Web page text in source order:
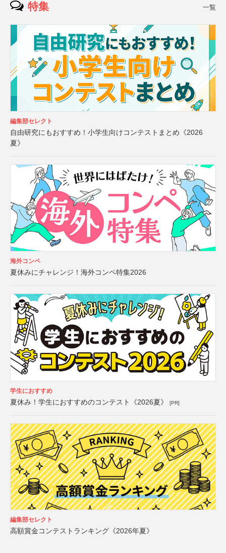
特集 一覧
編集部セレクト
自由研究にもおすすめ！小学生向けコンテストまとめ《2026
夏》
海外コンペ
夏休みにチャレンジ！海外コンペ特集2026
学生におすすめ
夏休み！学生におすすめのコンテスト《2026夏》 [PR]
編集部セレクト
高額賞金コンテストランキング《2026年夏》